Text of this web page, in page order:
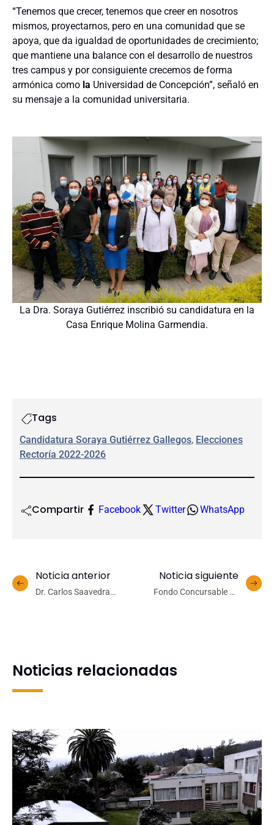
“Tenemos que crecer, tenemos que creer en nosotros
mismos, proyectarnos, pero en una comunidad que se
apoya, que da igualdad de oportunidades de crecimiento;
que mantiene una balance con el desarrollo de nuestros
tres campus y por consiguiente crecemos de forma
armónica como la Universidad de Concepción”, señaló en
su mensaje a la comunidad universitaria.
La Dra. Soraya Gutiérrez inscribió su candidatura en la
Casa Enrique Molina Garmendia.
Tags
Candidatura Soraya Gutiérrez Gallegos, Elecciones
Rectoría 2022-2026
Compartir Facebook Twitter WhatsApp
Noticia anterior
Dr. Carlos Saavedra
Noticia siguiente
Fondo Concursable de
Noticias relacionadas